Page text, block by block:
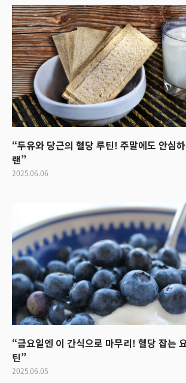
“두유와 당근의 혈당 루틴! 주말에도 안심
랜”
2025.06.06
“금요일엔 이 간식으로 마무리! 혈당 잡는
틴”
2025.06.05